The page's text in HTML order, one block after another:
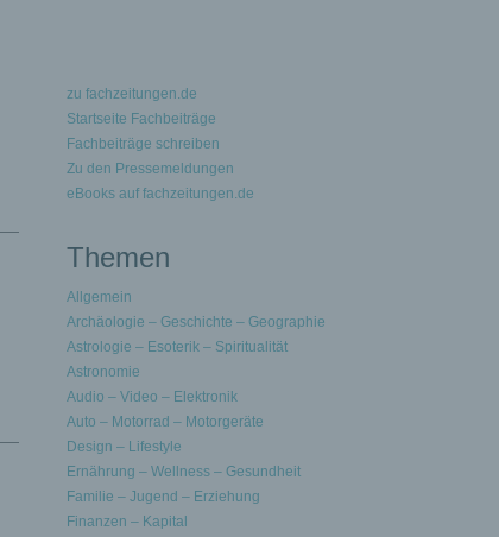
zu fachzeitungen.de
Startseite Fachbeiträge
Fachbeiträge schreiben
Zu den Pressemeldungen
eBooks auf fachzeitungen.de
Themen
Allgemein
Archäologie – Geschichte – Geographie
Astrologie – Esoterik – Spiritualität
Astronomie
Audio – Video – Elektronik
Auto – Motorrad – Motorgeräte
Design – Lifestyle
Ernährung – Wellness – Gesundheit
Familie – Jugend – Erziehung
Finanzen – Kapital